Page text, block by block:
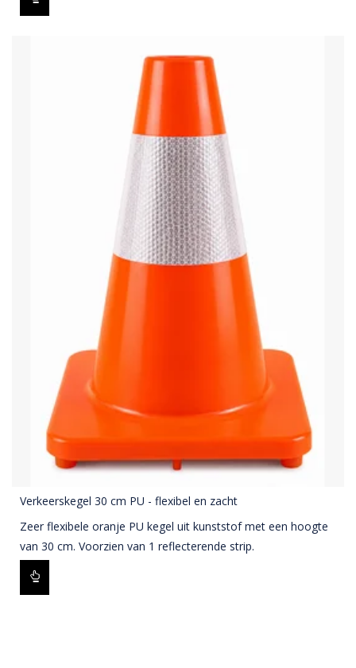
Verkeerskegel 30 cm PU - flexibel en zacht
Zeer flexibele oranje PU kegel uit kunststof met een hoogte
van 30 cm. Voorzien van 1 reflecterende strip.